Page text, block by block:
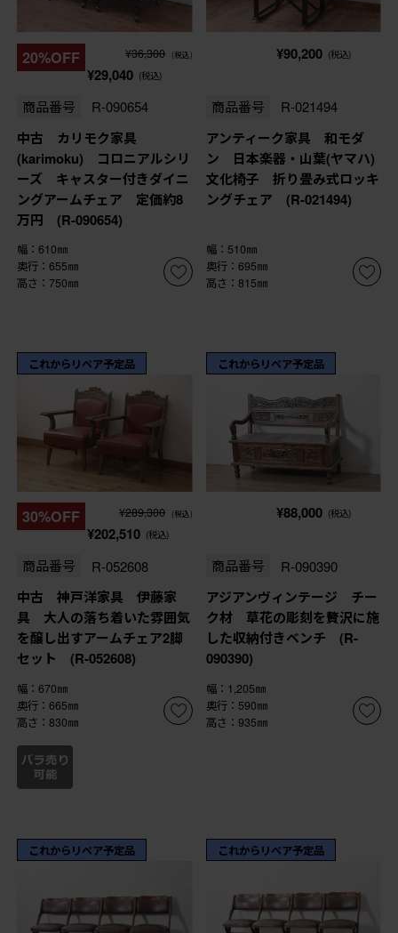
20%OFF ¥36,300 (税込)
¥29,040 (税込)
商品番号 R-090654
中古 カリモク家具
(karimoku) コロニアルシリ
ーズ キャスター付きダイニ
ングアームチェア 定価約8
万円 (R-090654)
幅：610㎜
奥行：655㎜
高さ：750㎜
¥90,200 (税込)
商品番号 R-021494
アンティーク家具 和モダ
ン 日本楽器・山葉(ヤマハ)
文化椅子 折り畳み式ロッキ
ングチェア (R-021494)
幅：510㎜
奥行：695㎜
高さ：815㎜
これからリペア予定品
30%OFF ¥289,300 (税込)
¥202,510 (税込)
商品番号 R-052608
中古 神戸洋家具 伊藤家
具 大人の落ち着いた雰囲気
を醸し出すアームチェア2脚
セット (R-052608)
幅：670㎜
奥行：665㎜
高さ：830㎜
これからリペア予定品
¥88,000 (税込)
商品番号 R-090390
アジアンヴィンテージ チー
ク材 草花の彫刻を贅沢に施
した収納付きベンチ (R-
090390)
幅：1,205㎜
奥行：590㎜
高さ：935㎜
これからリペア予定品 これからリペア予定品